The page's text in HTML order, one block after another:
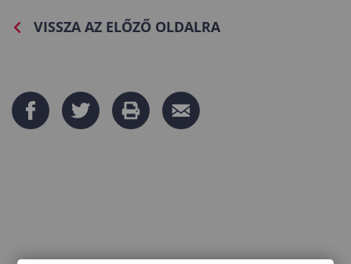
VISSZA AZ ELŐZŐ OLDALRA